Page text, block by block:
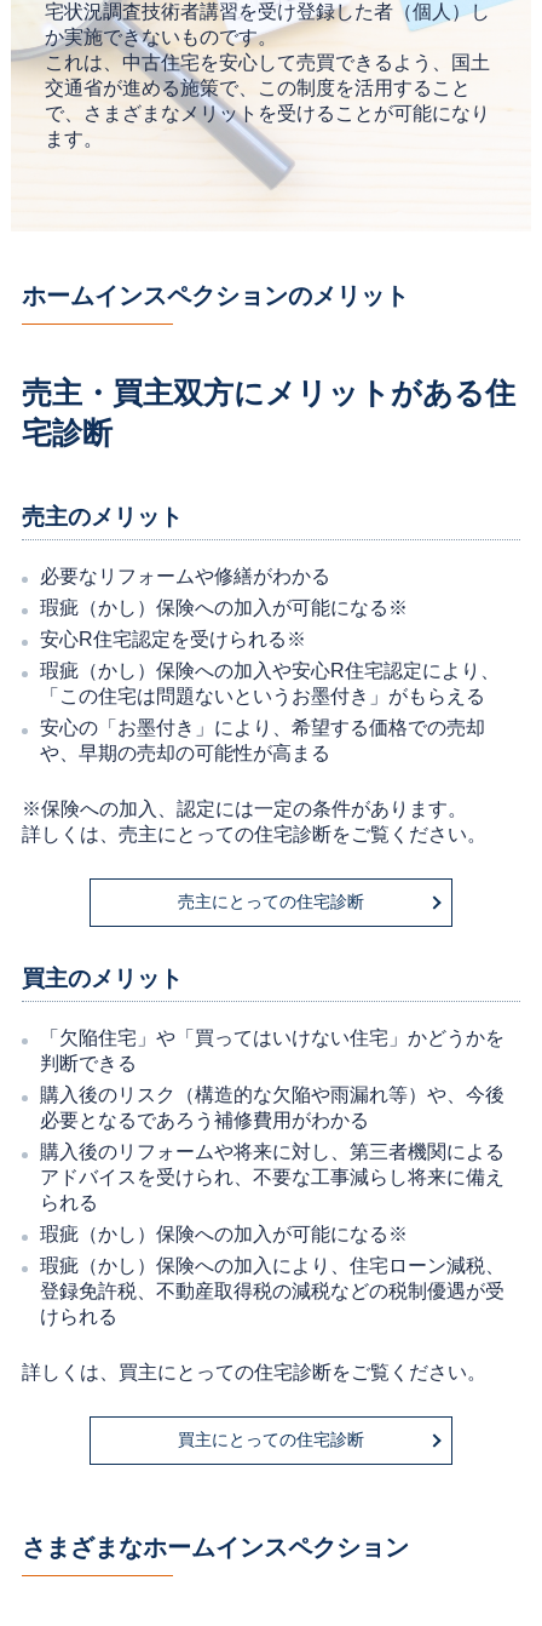
宅状況調査技術者講習を受け登録した者（個人）し
か実施できないものです。
これは、中古住宅を安心して売買できるよう、国土
交通省が進める施策で、この制度を活用すること
で、さまざまなメリットを受けることが可能になり
ます。
ホームインスペクションのメリット
売主・買主双方にメリットがある住
宅診断
売主のメリット
必要なリフォームや修繕がわかる
瑕疵（かし）保険への加入が可能になる※
安心R住宅認定を受けられる※
瑕疵（かし）保険への加入や安心R住宅認定により、
「この住宅は問題ないというお墨付き」がもらえる
安心の「お墨付き」により、希望する価格での売却
や、早期の売却の可能性が高まる
※保険への加入、認定には一定の条件があります。
詳しくは、売主にとっての住宅診断をご覧ください。
売主にとっての住宅診断
買主のメリット
「欠陥住宅」や「買ってはいけない住宅」かどうかを
判断できる
購入後のリスク（構造的な欠陥や雨漏れ等）や、今後
必要となるであろう補修費用がわかる
購入後のリフォームや将来に対し、第三者機関による
アドバイスを受けられ、不要な工事減らし将来に備え
られる
瑕疵（かし）保険への加入が可能になる※
瑕疵（かし）保険への加入により、住宅ローン減税、
登録免許税、不動産取得税の減税などの税制優遇が受
けられる
詳しくは、買主にとっての住宅診断をご覧ください。
買主にとっての住宅診断
さまざまなホームインスペクション